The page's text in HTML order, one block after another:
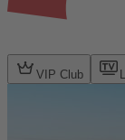
VIP Club